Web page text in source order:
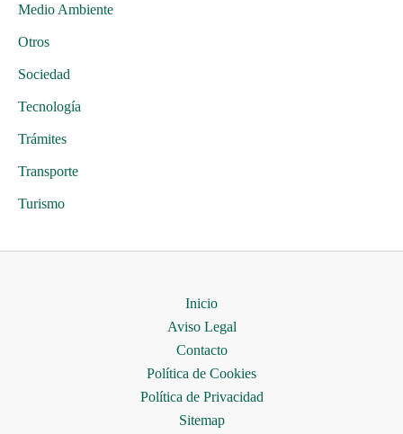
Medio Ambiente
Otros
Sociedad
Tecnología
Trámites
Transporte
Turismo
Inicio
Aviso Legal
Contacto
Política de Cookies
Política de Privacidad
Sitemap